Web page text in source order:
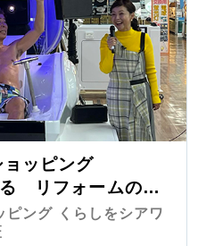
ッピング
る リフォームの
ピング くらしをシアワ